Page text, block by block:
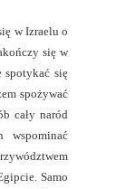
w Izraelu o
się w
spotykać się
spożywać
cały naród
wspominać
Samo